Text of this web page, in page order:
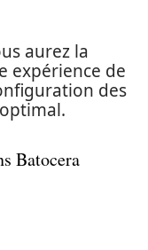
aurez la
expérience de
des
Batocera